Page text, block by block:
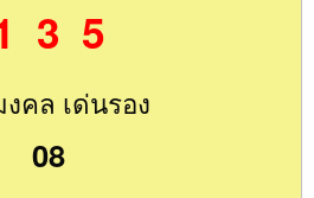
3 5
คล เด่นรอง
08